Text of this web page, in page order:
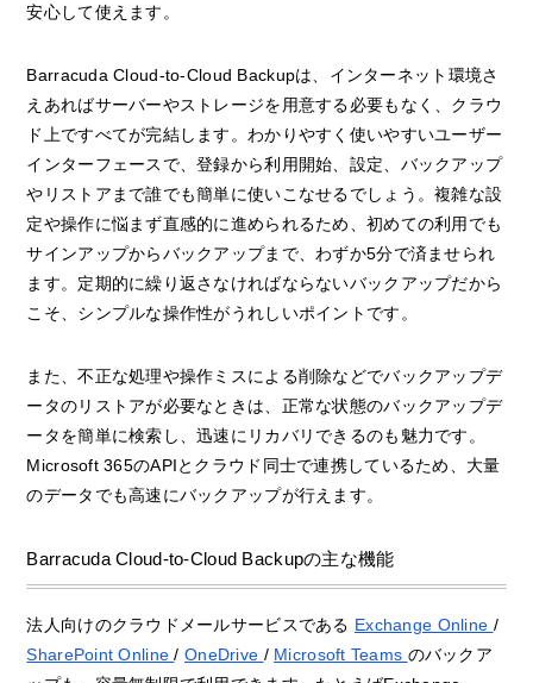
安心して使えます。
Barracuda Cloud-to-Cloud Backupは、インターネット環境さ
えあればサーバーやストレージを用意する必要もなく、クラウ
ド上ですべてが完結します。わかりやすく使いやすいユーザー
インターフェースで、登録から利用開始、設定、バックアップ
やリストアまで誰でも簡単に使いこなせるでしょう。複雑な設
定や操作に悩まず直感的に進められるため、初めての利用でも
サインアップからバックアップまで、わずか5分で済ませられ
ます。定期的に繰り返さなければならないバックアップだから
こそ、シンプルな操作性がうれしいポイントです。
また、不正な処理や操作ミスによる削除などでバックアップデ
ータのリストアが必要なときは、正常な状態のバックアップデ
ータを簡単に検索し、迅速にリカバリできるのも魅力です。
Microsoft 365のAPIとクラウド同士で連携しているため、大量
のデータでも高速にバックアップが行えます。
Barracuda Cloud-to-Cloud Backupの主な機能
法人向けのクラウドメールサービスである Exchange Online /
SharePoint Online/OneDrive / Microsoft Teams のバックア